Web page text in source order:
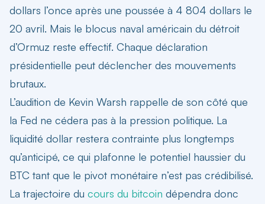
dollars l’once après une poussée à 4 804 dollars le
20 avril. Mais le blocus naval américain du détroit
d’Ormuz reste effectif. Chaque déclaration
présidentielle peut déclencher des mouvements
brutaux.
L’audition de Kevin Warsh rappelle de son côté que
la Fed ne cédera pas à la pression politique. La
liquidité dollar restera contrainte plus longtemps
qu’anticipé, ce qui plafonne le potentiel haussier du
BTC tant que le pivot monétaire n’est pas crédibilisé.
La trajectoire du cours du bitcoin dépendra donc